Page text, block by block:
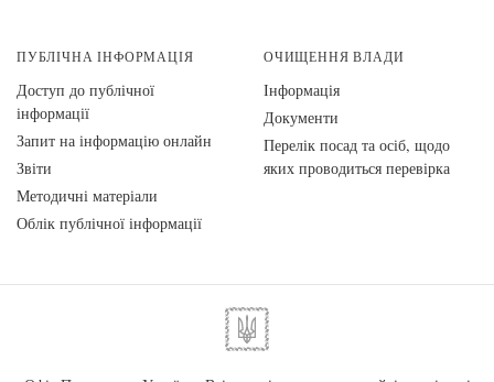
ПУБЛІЧНА ІНФОРМАЦІЯ
Доступ до публічної
інформації
Запит на інформацію онлайн
Звіти
Методичні матеріали
Облік публічної інформації
ОЧИЩЕННЯ ВЛАДИ
Інформація
Документи
Перелік посад та осіб, щодо
яких проводиться перевірка